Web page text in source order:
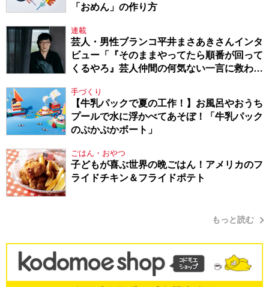
「おめん」の作り方
連載
芸人・男性ブランコ平井まさあきさんインタ
ビュー「『そのままやってたら順番が回って
くるやろ』芸人仲間の何気ない一言に救われ
手づくり
【牛乳パックで夏の工作！】お風呂やおうち
プールで水に浮かべてあそぼ！「牛乳パック
のぷかぷかボート」
ごはん・おやつ
子どもが喜ぶ世界の晩ごはん！アメリカのフ
ライドチキン＆フライドポテト
もっと読む